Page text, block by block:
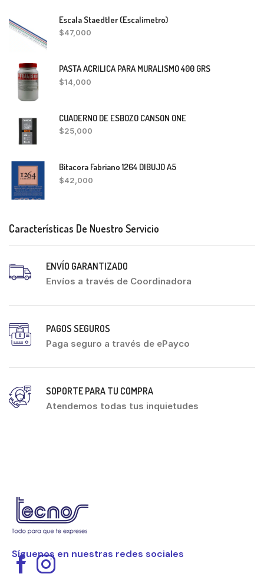
Escala Staedtler (Escalimetro)
$47,000
PASTA ACRILICA PARA MURALISMO 400 GRS
$14,000
CUADERNO DE ESBOZO CANSON ONE
$25,000
Bitacora Fabriano 1264 DIBUJO A5
$42,000
Características De Nuestro Servicio
ENVÍO GARANTIZADO
Envíos a través de Coordinadora
PAGOS SEGUROS
Paga seguro a través de ePayco
SOPORTE PARA TU COMPRA
Atendemos todas tus inquietudes
Síguenos en nuestras redes sociales